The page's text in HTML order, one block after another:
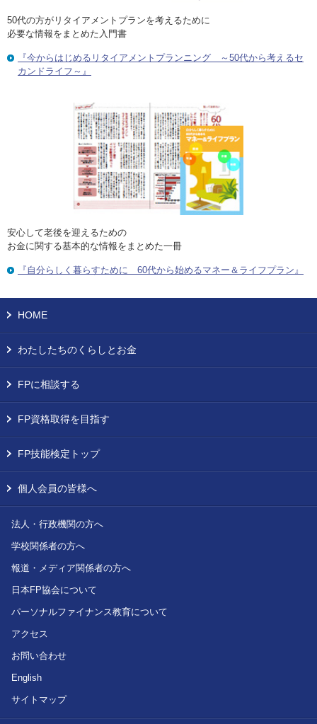
50代の方がリタイアメントプランを考えるために
必要な情報をまとめた入門書
『今からはじめるリタイアメントプランニング ～50代から考えるセ
カンドライフ～』
安心して老後を迎えるための
お金に関する基本的な情報をまとめた一冊
『自分らしく暮らすために 60代から始めるマネー＆ライフプラン』
HOME
わたしたちのくらしとお金
FPに相談する
FP資格取得を目指す
FP技能検定トップ
個人会員の皆様へ
法人・行政機関の方へ
学校関係者の方へ
報道・メディア関係者の方へ
日本FP協会について
パーソナルファイナンス教育について
アクセス
お問い合わせ
English
サイトマップ